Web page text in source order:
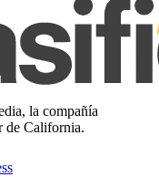
la compañía
de California.